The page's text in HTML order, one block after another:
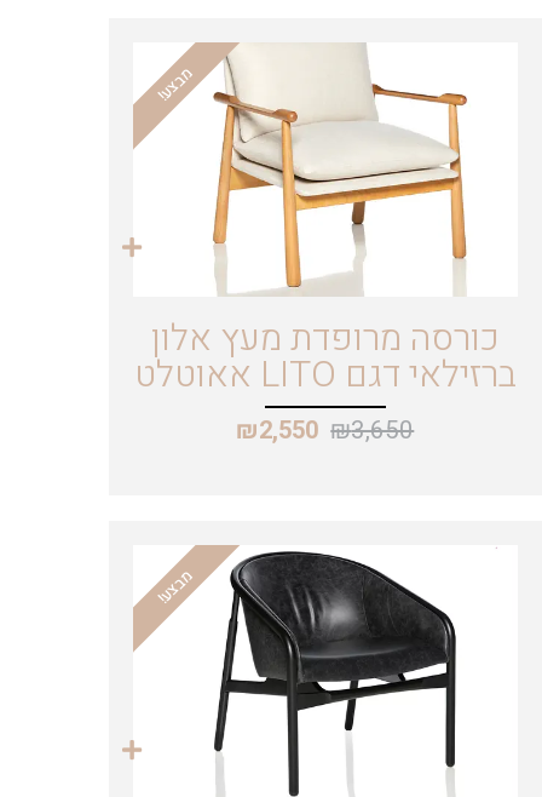
מבצע!
כורסה מרופדת מעץ אלון
ברזילאי דגם LITO אאוטלט
₪3,650
₪2,550
מבצע!